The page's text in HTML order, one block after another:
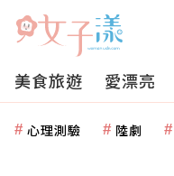
美食旅遊 愛漂亮
心理測驗 陸劇